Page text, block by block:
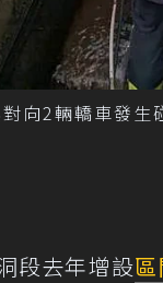
向2輛轎車發
段去年增設